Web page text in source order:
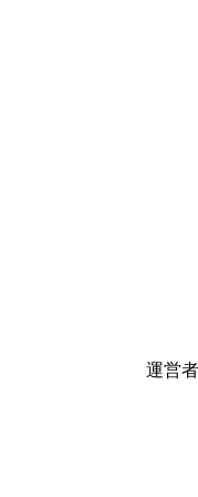
運営